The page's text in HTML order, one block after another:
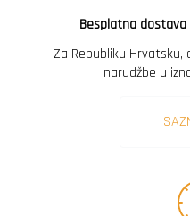
Besplatna
Za Republiku
narudžbe u